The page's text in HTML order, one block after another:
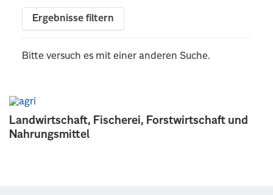
Landwirtschaft, Fischerei, Forstwirtschaft und
Nahrungsmittel
Ergebnisse filtern
Bitte versuch es mit einer anderen Suche.